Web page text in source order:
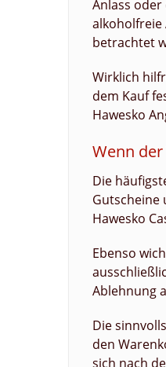
Anlass oder
alkoholfreie
betrachtet
Wirklich
dem Kauf
Hawesko
Wenn
Die
Gutscheine
Hawesko
Ebenso
Ablehnung
Die
den
sich nach